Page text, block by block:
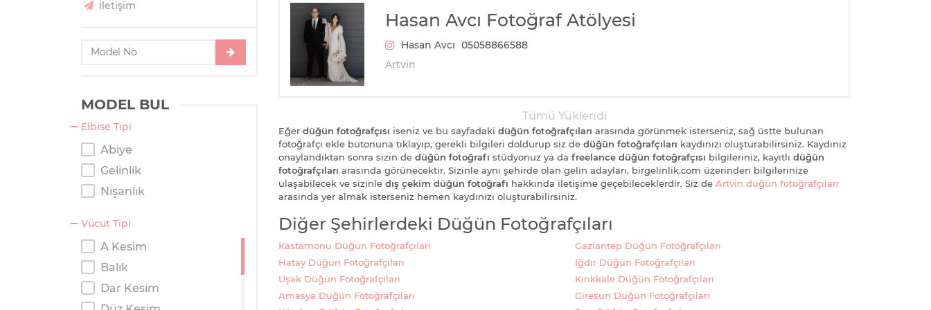
İletişim
MODEL BUL
Elbise Tipi
Abiye
Gelinlik
Nişanlık
Vücut Tipi
A Kesim
Balık
Dar Kesim
Hasan Avcı Fotoğraf Atölyesi
Hasan Avcı 05058866588
Artvin
Tümü Yüklendi
Eğer düğün fotoğrafçısı iseniz ve bu sayfadaki düğün fotoğrafçıları arasında görünmek isterseniz, sağ üstte bulunan
fotoğrafçı ekle butonuna tıklayıp, gerekli bilgileri doldurup siz de düğün fotoğrafçıları kaydınızı oluşturabilirsiniz. Kaydınız
onaylandıktan sonra sizin de düğün fotoğrafı stüdyonuz ya da freelance düğün fotoğrafçısı bilgileriniz, kayıtlı düğün
fotoğrafçıları arasında görünecektir. Sizinle aynı şehirde olan gelin adayları, birgelinlik.com üzerinden bilgilerinize
ulaşabilecek ve sizinle dış çekim düğün fotoğrafı hakkında iletişime geçebileceklerdir. Siz de Artvin düğün fotoğrafçıları
arasında yer almak isterseniz hemen kaydınızı oluşturabilirsiniz.
Diğer Şehirlerdeki Düğün Fotoğrafçıları
Kastamonu Düğün Fotoğrafçıları
Gaziantep Düğün Fotoğrafçıları
Hatay Düğün Fotoğrafçıları
Iğdır Düğün Fotoğrafçıları
Uşak Düğün Fotoğrafçıları
Kırıkkale Düğün Fotoğrafçıları
Amasya Düğün Fotoğrafçıları
Giresun Düğün Fotoğrafçıları